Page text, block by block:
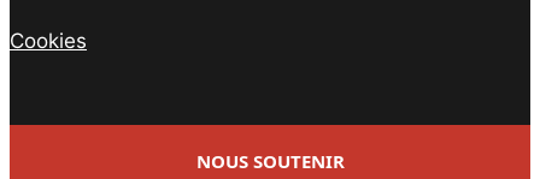
Cookies
NOUS SOUTENIR